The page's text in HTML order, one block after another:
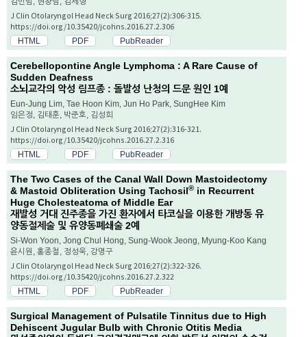
J Clin Otolaryngol Head Neck Surg 2016;27(2):306-315.
https://doi.org/10.35420/jcohns.2016.27.2.306
HTML PDF PubReader
Cerebellopontine Angle Lymphoma : A Rare Cause of
Sudden Deafness
소뇌교각의 악성 림프종 : 돌발성 난청의 드문 원인 1예
Eun-Jung Lim, Tae Hoon Kim, Jun Ho Park, SungHee Kim
임은정, 김태훈, 박준호, 김성희
J Clin Otolaryngol Head Neck Surg 2016;27(2):316-321.
https://doi.org/10.35420/jcohns.2016.27.2.316
HTML PDF PubReader
The Two Cases of the Canal Wall Down Mastoidectomy
& Mastoid Obliteration Using Tachosil® in Recurrent
Huge Cholesteatoma of Middle Ear
재발성 거대 진주종을 가진 환자에서 타코실을 이용한 개방동 유
양동절제술 및 유양동폐쇄술 2예
Si-Won Yoon, Jong Chul Hong, Sung-Wook Jeong, Myung-Koo Kang
윤시원, 홍종철, 정성욱, 강명구
J Clin Otolaryngol Head Neck Surg 2016;27(2):322-326.
https://doi.org/10.35420/jcohns.2016.27.2.322
HTML PDF PubReader
Surgical Management of Pulsatile Tinnitus due to High
Dehiscent Jugular Bulb with Chronic Otitis Media